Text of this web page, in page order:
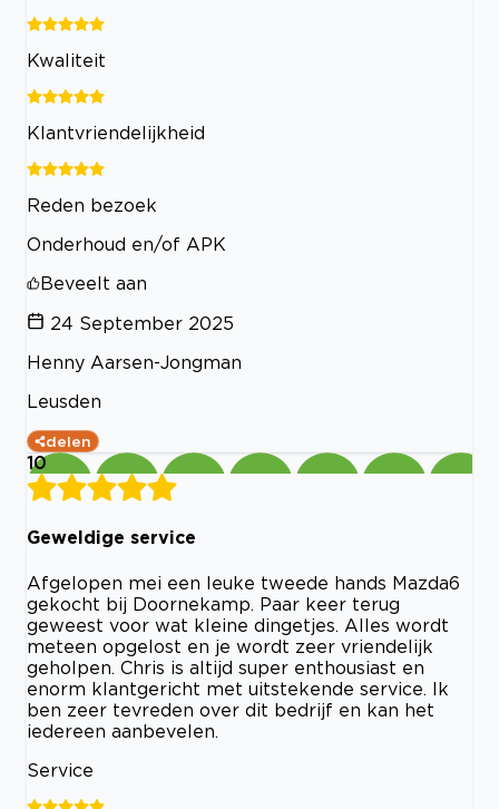
Kwaliteit
Klantvriendelijkheid
Reden bezoek
Onderhoud en/of APK
Beveelt aan
24 September 2025
Henny Aarsen-Jongman
Leusden
delen
10
Geweldige service
Afgelopen mei een leuke tweede hands Mazda6
gekocht bij Doornekamp. Paar keer terug
geweest voor wat kleine dingetjes. Alles wordt
meteen opgelost en je wordt zeer vriendelijk
geholpen. Chris is altijd super enthousiast en
enorm klantgericht met uitstekende service. Ik
ben zeer tevreden over dit bedrijf en kan het
iedereen aanbevelen.
Service